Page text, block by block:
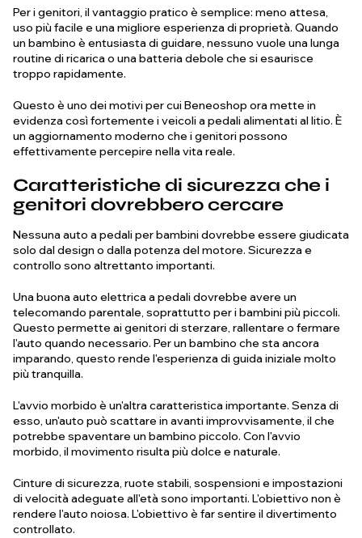
Per i genitori, il vantaggio pratico è semplice: meno attesa,
uso più facile e una migliore esperienza di proprietà. Quando
un bambino è entusiasta di guidare, nessuno vuole una lunga
routine di ricarica o una batteria debole che si esaurisce
troppo rapidamente.
Questo è uno dei motivi per cui Beneoshop ora mette in
evidenza così fortemente i veicoli a pedali alimentati al litio. È
un aggiornamento moderno che i genitori possono
effettivamente percepire nella vita reale.
Caratteristiche di sicurezza che i
genitori dovrebbero cercare
Nessuna auto a pedali per bambini dovrebbe essere giudicata
solo dal design o dalla potenza del motore. Sicurezza e
controllo sono altrettanto importanti.
Una buona auto elettrica a pedali dovrebbe avere un
telecomando parentale, soprattutto per i bambini più piccoli.
Questo permette ai genitori di sterzare, rallentare o fermare
l'auto quando necessario. Per un bambino che sta ancora
imparando, questo rende l'esperienza di guida iniziale molto
più tranquilla.
L'avvio morbido è un'altra caratteristica importante. Senza di
esso, un'auto può scattare in avanti improvvisamente, il che
potrebbe spaventare un bambino piccolo. Con l'avvio
morbido, il movimento risulta più dolce e naturale.
Cinture di sicurezza, ruote stabili, sospensioni e impostazioni
di velocità adeguate all'età sono importanti. L'obiettivo non è
rendere l'auto noiosa. L'obiettivo è far sentire il divertimento
controllato.